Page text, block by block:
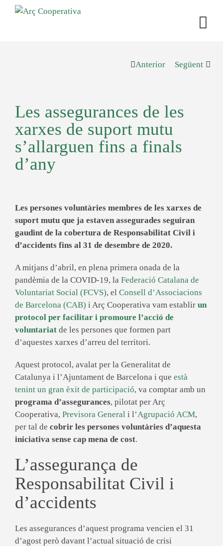
Anterior Següent
Les assegurances de les
xarxes de suport mutu
s’allarguen fins a finals
d’any
Les persones voluntàries membres de les xarxes de
suport mutu que ja estaven assegurades seguiran
gaudint de la cobertura de Responsabilitat Civil i
d’accidents fins al 31 de desembre de 2020.
A mitjans d’abril, en plena primera onada de la
pandèmia de la COVID-19, la Federació Catalana de
Voluntariat Social (FCVS), el Consell d’Associacions
de Barcelona (CAB) i Arç Cooperativa vam establir un
protocol per facilitar i promoure l’acció de
voluntariat de les persones que formen part
d’aquestes xarxes d’arreu del territori.
Aquest protocol, avalat per la Generalitat de
Catalunya i l’Ajuntament de Barcelona i que està
tenint un gran èxit de participació, va comptar amb un
programa d’assegurances, pilotat per Arç
Cooperativa, Previsora General i l’Agrupació ACM,
per tal de cobrir les persones voluntàries d’aquesta
iniciativa sense cap mena de cost.
L’assegurança de
Responsabilitat Civil i
d’accidents
Les assegurances d’aquest programa vencien el 31
d’agost però davant l’actual situació de crisi